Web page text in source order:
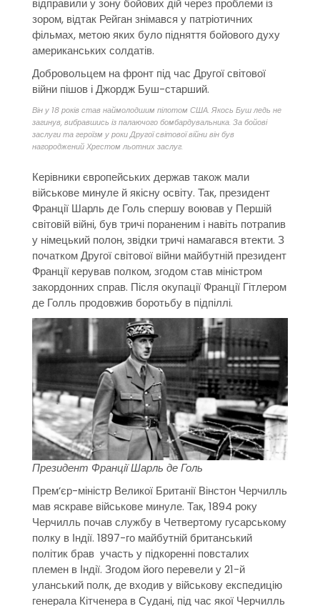
відправили у зону бойових дій через проблеми із
зором, відтак Рейган знімався у патріотичних
фільмах, метою яких було підняття бойового духу
американських солдатів.
Добровольцем на фронт під час Другої світової
війни пішов і Джордж Буш-старший.
Він у 18 років став наймолодшим пілотом США. Якось Буш ледь не
загинув, вибравшись із палаючого бомбардувальника. За бойові
заслуги та героїзм у роки Другої світової війни він був
нагороджений Хрестом льотних заслуг.
Керівники європейських держав також мали
військове минуле й якісну освіту. Так, президент
Франції Шарль де Голь спершу воював у Першій
світовій війні, був тричі пораненим і навіть потрапив
у німецький полон, звідки тричі намагався втекти. З
початком Другої світової війни майбутній президент
Франції керував полком, згодом став міністром
закордонних справ. Після окупації Франції Гітлером
де Голль продовжив боротьбу в підпіллі.
Президент Франції Шарль де Голь
Прем’єр-міністр Великої Британії Вінстон Черчилль
мав яскраве військове минуле. Так, 1894 року
Черчилль почав службу в Четвертому гусарському
полку в Індії. 1897-го майбутній британський
політик брав участь у підкоренні повсталих
племен в Індії. Згодом його перевели у 21-й
уланський полк, де входив у військову експедицію
генерала Кітченера в Судані, під час якої Черчилль